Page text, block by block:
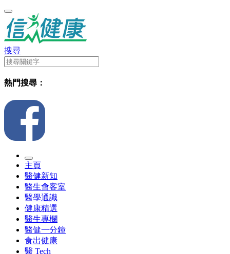
搜尋
熱門搜尋：
主頁
醫健新知
醫生會客室
醫學通識
健康精選
醫生專欄
醫健一分鐘
食出健康
醫 Tech